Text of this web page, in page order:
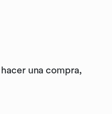
una compra,